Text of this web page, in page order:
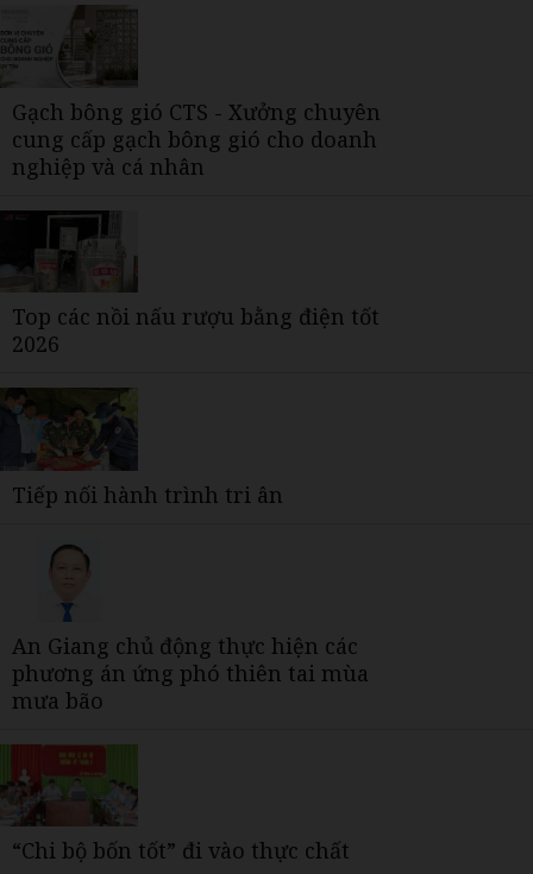
Gạch bông gió CTS - Xưởng chuyên
cung cấp gạch bông gió cho doanh
nghiệp và cá nhân
Top các nồi nấu rượu bằng điện tốt
2026
Tiếp nối hành trình tri ân
An Giang chủ động thực hiện các
phương án ứng phó thiên tai mùa
mưa bão
“Chi bộ bốn tốt” đi vào thực chất